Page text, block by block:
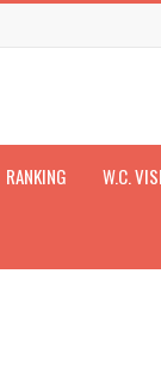
RANKING W.C.